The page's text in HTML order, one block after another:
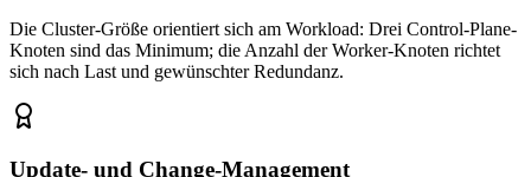
Die Cluster-Größe orientiert sich am Workload: Drei Control-Plane-
Knoten sind das Minimum; die Anzahl der Worker-Knoten richtet
sich nach Last und gewünschter Redundanz.
Update- und Change-Management